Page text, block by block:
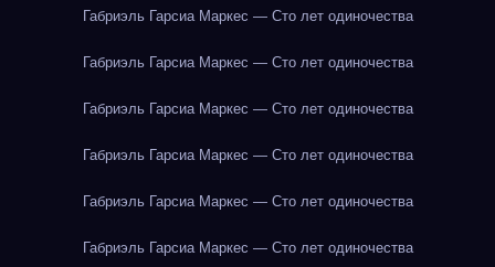
Габриэль Гарсиа Маркес — Сто лет одиночества
Габриэль Гарсиа Маркес — Сто лет одиночества
Габриэль Гарсиа Маркес — Сто лет одиночества
Габриэль Гарсиа Маркес — Сто лет одиночества
Габриэль Гарсиа Маркес — Сто лет одиночества
Габриэль Гарсиа Маркес — Сто лет одиночества